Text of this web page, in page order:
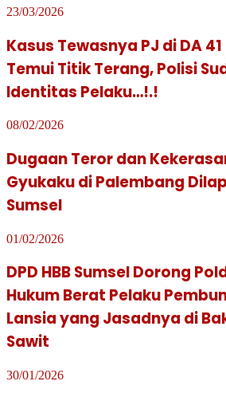
23/03/2026
Kasus Tewasnya PJ di DA
Temui Titik Terang, Polisi
Identitas Pelaku…!.!
08/02/2026
Dugaan Teror dan
Gyukaku di Palembang
Sumsel
01/02/2026
DPD HBB Sumsel Dorong
Hukum Berat Pelaku
Lansia yang Jasadnya di
Sawit
30/01/2026